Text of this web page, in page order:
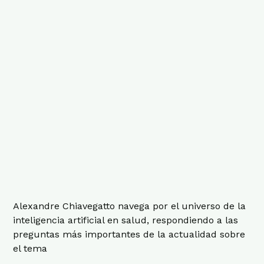
Alexandre Chiavegatto navega por el universo de la
inteligencia artificial en salud, respondiendo a las
preguntas más importantes de la actualidad sobre
el tema